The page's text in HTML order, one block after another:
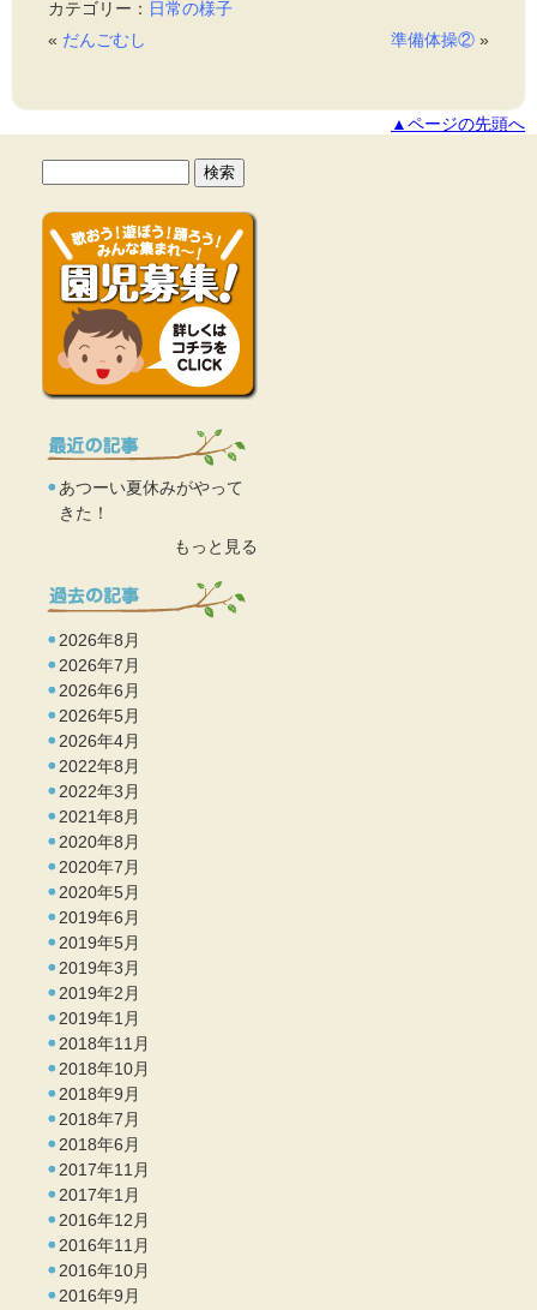
カテゴリー： 日常の様子
« だんごむし 準備体操② »
▲ページの先頭へ
あつーい夏休みがやって
きた！
もっと見る
2026年8月
2026年7月
2026年6月
2026年5月
2026年4月
2022年8月
2022年3月
2021年8月
2020年8月
2020年7月
2020年5月
2019年6月
2019年5月
2019年3月
2019年2月
2019年1月
2018年11月
2018年10月
2018年9月
2018年7月
2018年6月
2017年11月
2017年1月
2016年12月
2016年11月
2016年10月
2016年9月